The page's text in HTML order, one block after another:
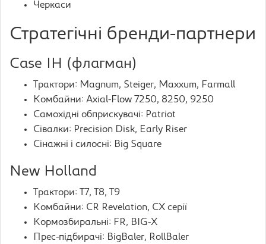
Черкаси
Стратегічні бренди-партнери
Case IH (флагман)
Трактори: Magnum, Steiger, Maxxum, Farmall
Комбайни: Axial-Flow 7250, 8250, 9250
Самохідні обприскувачі: Patriot
Сівалки: Precision Disk, Early Riser
Сінажні і силосні: Big Square
New Holland
Трактори: T7, T8, T9
Комбайни: CR Revelation, CX серії
Кормозбиральні: FR, BIG-X
Прес-підбирачі: BigBaler, RollBaler